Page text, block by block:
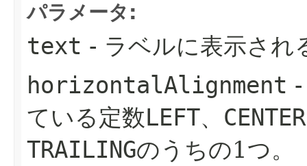
パラメータ:
text - ラベルに表示され
horizontalAlignment
ている定数LEFT、 CENTER
TRAILINGのうちの1つ。